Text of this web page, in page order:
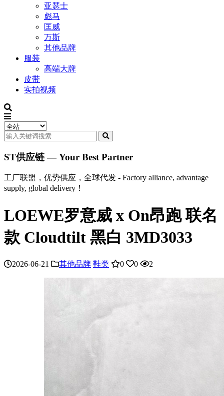
亚瑟士
彪马
匡威
万斯
其他品牌
服装
高端大牌
皮带
实拍视频
ST供应链 — Your Best Partner
工厂联盟，优势供应，全球代发 - Factory alliance, advantage
supply, global delivery！
LOEWE罗意威 x On昂跑 联名
款 Cloudtilt 黑白 3MD3033
2026-06-21 其他品牌 鞋类 0 0 2